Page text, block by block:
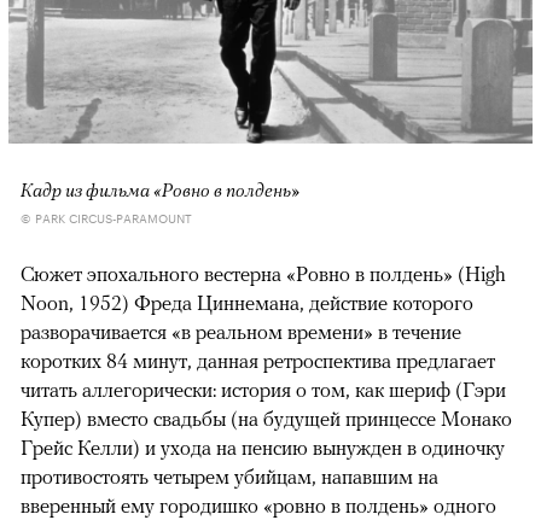
Кадр из фильма «Ровно в полдень»
© PARK CIRCUS-PARAMOUNT
Сюжет эпохального вестерна «Ровно в полдень» (High
Noon, 1952) Фреда Циннемана, действие которого
разворачивается «в реальном времени» в течение
коротких 84 минут, данная ретроспектива предлагает
читать аллегорически: история о том, как шериф (Гэри
Купер) вместо свадьбы (на будущей принцессе Монако
Грейс Келли) и ухода на пенсию вынужден в одиночку
противостоять четырем убийцам, напавшим на
вверенный ему городишко «ровно в полдень» одного